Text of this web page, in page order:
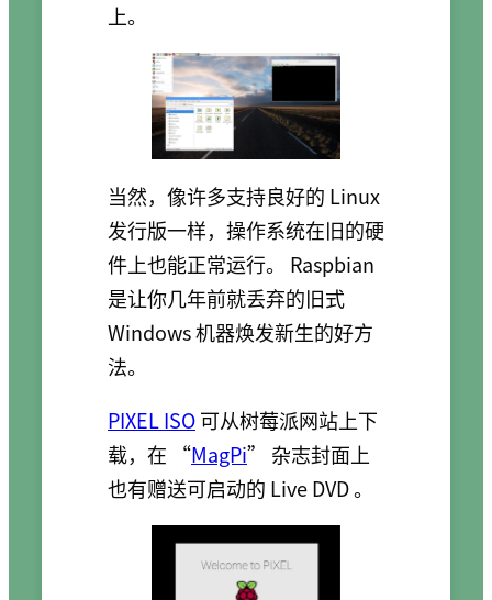
上。
当然，像许多支持良好的 Linux
发行版一样，操作系统在旧的硬
件上也能正常运行。 Raspbian
是让你几年前就丢弃的旧式
Windows 机器焕发新生的好方
法。
PIXEL ISO可从树莓派网站上下
载，在 “MagPi” 杂志封面上
也有赠送可启动的 Live DVD 。